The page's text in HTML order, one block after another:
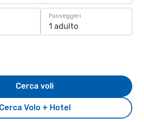
Passeggeri
1 adulto
Cerca Volo + Hotel
Cerca voli